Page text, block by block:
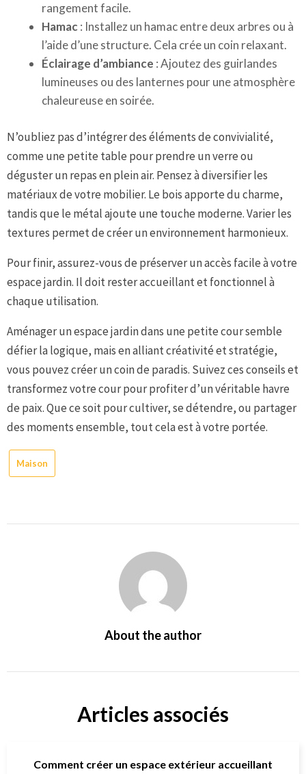
rangement facile.
Hamac: Installez un hamac entre deux arbres ou à
l’aide d’une structure. Cela crée un coin relaxant.
Éclairage d’ambiance : Ajoutez des guirlandes
lumineuses ou des lanternes pour une atmosphère
chaleureuse en soirée.
N’oubliez pas d’intégrer des éléments de convivialité,
comme une petite table pour prendre un verre ou
déguster un repas en plein air. Pensez à diversifier les
matériaux de votre mobilier. Le bois apporte du charme,
tandis que le métal ajoute une touche moderne. Varier les
textures permet de créer un environnement harmonieux.
Pour finir, assurez-vous de préserver un accès facile à votre
espace jardin. Il doit rester accueillant et fonctionnel à
chaque utilisation.
Aménager un espace jardin dans une petite cour semble
défier la logique, mais en alliant créativité et stratégie,
vous pouvez créer un coin de paradis. Suivez ces conseils et
transformez votre cour pour profiter d’un véritable havre
de paix. Que ce soit pour cultiver, se détendre, ou partager
des moments ensemble, tout cela est à votre portée.
Maison
About the author
Articles associés
Comment créer un espace extérieur accueillant